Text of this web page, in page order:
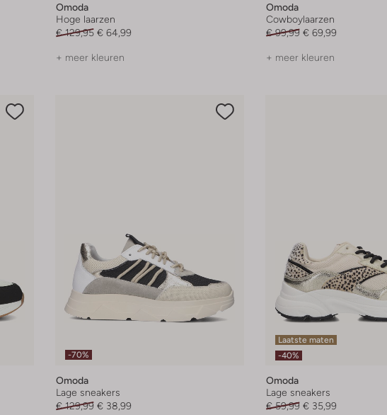
Omoda
Hoge laarzen
€ 129,95 € 64,99
+ meer kleuren
Omoda
Cowboylaarzen
€ 99,99 € 69,99
+ meer kleuren
-70%
Omoda
Lage sneakers
€ 129,99 € 38,99
Laatste maten
-40%
Omoda
Lage sneakers
€ 59,99 € 35,99